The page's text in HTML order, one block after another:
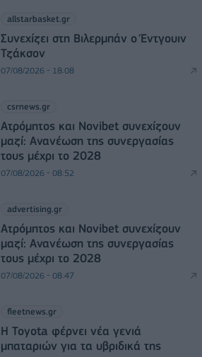
allstarbasket.gr
Συνεχίζει στη Βιλερμπάν ο Έντγουιν
Τζάκσον
07/08/2026 - 18:08
csrnews.gr
Ατρόμητος και Novibet συνεχίζουν
μαζί: Ανανέωση της συνεργασίας
τους μέχρι το 2028
07/08/2026 - 08:52
advertising.gr
Ατρόμητος και Novibet συνεχίζουν
μαζί: Ανανέωση της συνεργασίας
τους μέχρι το 2028
07/08/2026 - 08:47
fleetnews.gr
Η Toyota φέρνει νέα γενιά
μπαταριών για τα υβριδικά της